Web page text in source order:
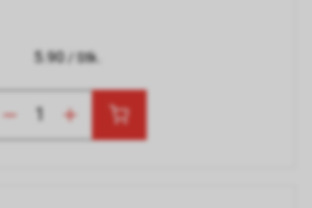
5.90/ Stk.